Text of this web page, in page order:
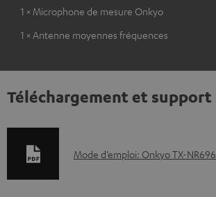
1 × Microphone de mesure Onkyo
1 × Antenne moyennes fréquences
Téléchargement et support
D
Mode d’emploi: Onkyo TX-NR696